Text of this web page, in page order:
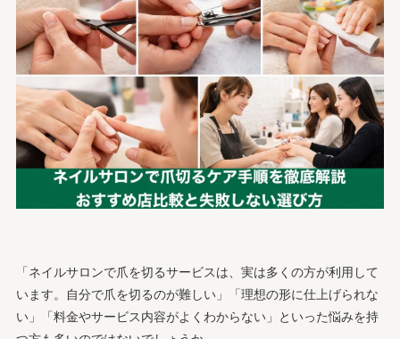
「ネイルサロンで爪を切るサービスは、実は多くの方が利用して
います。自分で爪を切るのが難しい」「理想の形に仕上げられな
い」「料金やサービス内容がよくわからない」といった悩みを持